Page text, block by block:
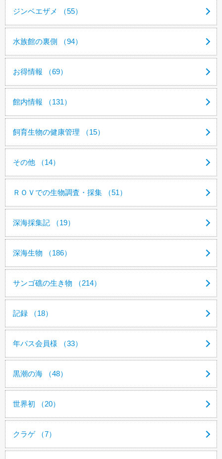
ジンベエザメ （55）
水族館の裏側 （94）
お得情報 （69）
館内情報 （131）
飼育生物の健康管理 （15）
その他 （14）
ＲＯＶでの生物調査・採集 （51）
深海採集記 （19）
深海生物 （186）
サンゴ礁の生き物 （214）
記録 （18）
年パス会員様 （33）
黒潮の海 （48）
世界初 （20）
クラゲ （7）